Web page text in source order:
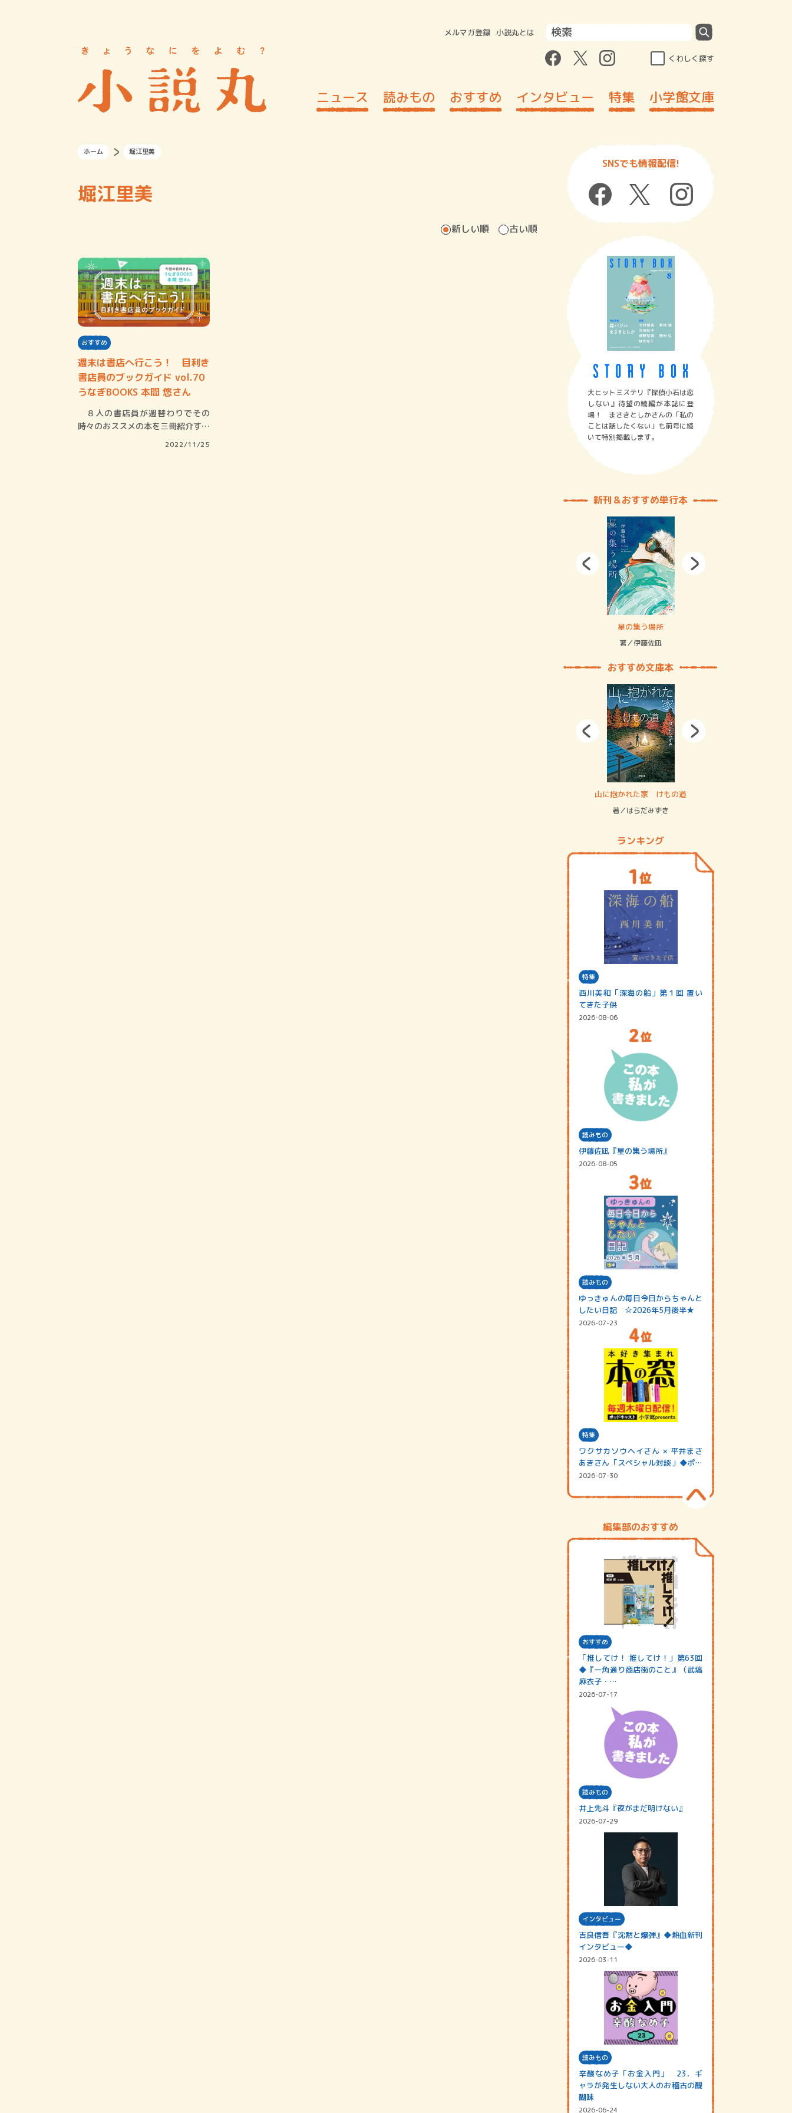
メルマガ登録 小説丸とは
くわしく探す
ニュース 読みもの おすすめ インタビュー 特集 小学館文庫
ホーム 堀江里美
堀江里美
新しい順 古い順
おすすめ
週末は書店へ行こう！ 目利き
書店員のブックガイド vol.70
うなぎBOOKS 本間 悠さん
８人の書店員が週替わりでその
時々のおススメの本を三冊紹介する
2022/11/25
SNSでも情報配信!
大ヒットミステリ『探偵小石は恋
しない』待望の続編が本誌に登
場！ まさきとしかさんの「私の
ことは話したくない」も前号に続
いて特別掲載します。
新刊＆おすすめ単行本
星の集う場所
著／伊藤佐凪
おすすめ文庫本
山に抱かれた家 けもの道
著／はらだみずき
ランキング
特集
西川美和「深海の船」第１回 置い
てきた子供
2026-08-06
読みもの
伊藤佐凪『星の集う場所』
2026-08-05
読みもの
ゆっきゅんの毎日今日からちゃんと
したい日記 ☆2026年5月後半★
2026-07-23
特集
ワクサカソウヘイさん × 平井まさ
あきさん「スペシャル対談」◆ポッ
ドキャスト…
2026-07-30
編集部のおすすめ
おすすめ
「推してけ！ 推してけ！」第63回
◆『一角通り商店街のこと』（武塙
麻衣子・…
2026-07-17
読みもの
井上先斗『夜がまだ明けない』
2026-07-29
インタビュー
吉良信吾『沈黙と爆弾』◆熱血新刊
インタビュー◆
2026-03-11
読みもの
辛酸なめ子「お金入門」 23．ギ
ャラが発生しない大人のお稽古の醍
醐味
2026-06-24